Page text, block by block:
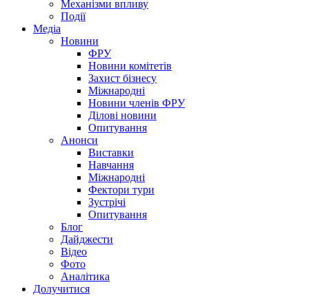
Механізми впливу
Події
Медіа
Новини
ФРУ
Новини комітетів
Захист бізнесу
Міжнародні
Новини членів ФРУ
Ділові новини
Опитування
Анонси
Виставки
Навчання
Міжнародні
Фектори тури
Зустрічі
Опитування
Блог
Дайджести
Відео
Фото
Аналітика
Долучитися